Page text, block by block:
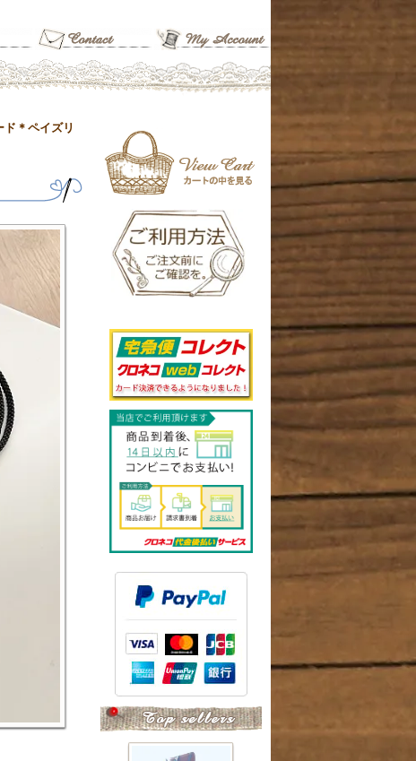
ド＊ペイズリ